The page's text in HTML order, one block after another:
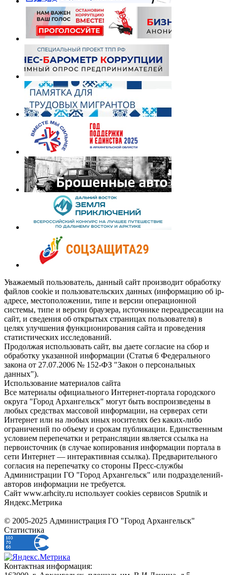
Уважаемый пользователь, данный сайт производит обработку
файлов cookie и пользовательских данных (информацию об ip-
адресе, местоположении, типе и версии операционной
системы, типе и версии браузера, источнике переадресации на
сайт, и сведения об открытых страницах пользователя) в
целях улучшения функционирования сайта и проведения
статистических исследований.
Продолжая использовать сайт, вы даете согласие на сбор и
обработку указанной информации (Статья 6 Федерального
закона от 27.07.2006 № 152-ФЗ "Закон о персональных
данных").
Использование материалов сайта
Все материалы официального Интернет-портала городского
округа "Город Архангельск" могут быть воспроизведены в
любых средствах массовой информации, на серверах сети
Интернет или на любых иных носителях без каких-либо
ограничений по объему и срокам публикации. Единственным
условием перепечатки и ретрансляции является ссылка на
первоисточник (в случае копирования информации портала в
сети Интернет — интерактивная ссылка). Предварительного
согласия на перепечатку со стороны Пресс-службы
Администрации ГО "Город Архангельск" или подразделений-
авторов информации не требуется.
Сайт www.arhcity.ru использует cookies сервисов Sputnik и
Яндекс.Метрика
© 2005-2025 Администрация ГО "Город Архангельск"
Статистика
Контактная информация: